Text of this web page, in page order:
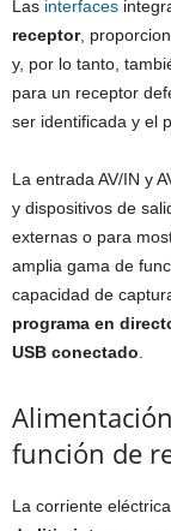
Las interfaces
receptor,
y, por lo tanto,
para un receptor
ser identificada y el
La entrada AV/IN y
y dispositivos de
externas o para
amplia gama de
capacidad de
programa en
USB conectado
función de
La corriente